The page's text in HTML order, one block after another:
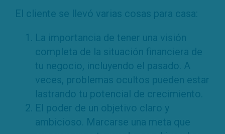
El cliente se llevó varias cosas para casa:
La importancia de tener una visión
completa de la situación financiera de
tu negocio, incluyendo el pasado. A
veces, problemas ocultos pueden estar
lastrando tu potencial de crecimiento.
El poder de un objetivo claro y
ambicioso. Marcarse una meta que